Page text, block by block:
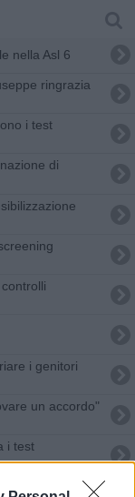
nella Asl 6
ringrazia
i test
di
i genitori
un accordo"
i test
salvare la vita"